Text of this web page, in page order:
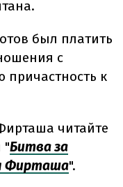
был платить
с
причастность к
читайте
"Битва за
Фирташа".